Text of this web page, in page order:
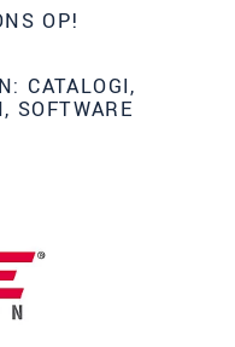
OP!
CATALOGI,
SOFTWARE